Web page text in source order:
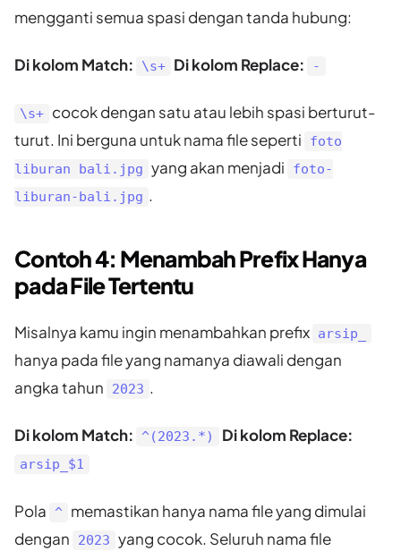
mengganti semua spasi dengan tanda hubung:
Di kolom Match: \s+ Di kolom Replace: -
\s+ cocok dengan satu atau lebih spasi berturut-
turut. Ini berguna untuk nama file seperti
foto
liburan bali.jpg yang akan menjadi
foto-
liburan-bali.jpg .
Contoh 4: Menambah Prefix Hanya
pada File Tertentu
Misalnya kamu ingin menambahkan prefix arsip_
hanya pada file yang namanya diawali dengan
angka tahun
2023 .
Di kolom Match: ^(2023.*) Di kolom Replace:
arsip_$1
Pola ^
memastikan hanya nama file yang dimulai
dengan
2023 yang cocok. Seluruh nama file